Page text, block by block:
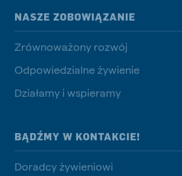
NASZE ZOBOWIĄZANIE
Zrównoważony rozwój
Odpowiedzialne żywienie
Działamy i wspieramy
BĄDŹMY W KONTAKCIE!
Doradcy żywieniowi